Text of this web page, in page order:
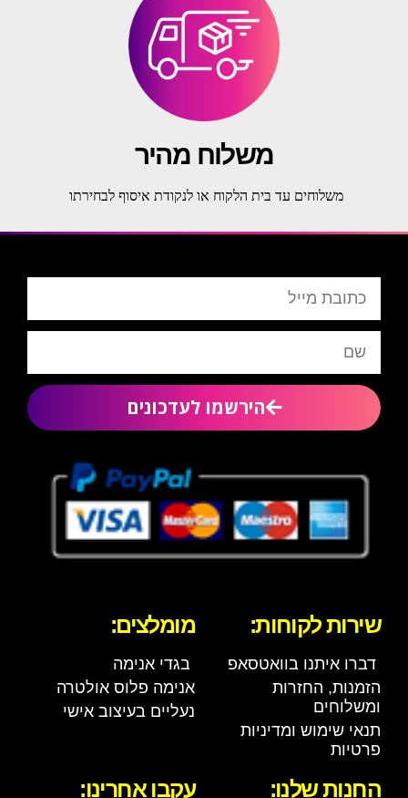
משלוח מהיר
משלוחים עד בית הלקוח או לנקודת איסוף לבחירתו
הירשמו לעדכונים
שירות לקוחות:
דברו איתנו בוואטסאפ
הזמנות, החזרות
ומשלוחים
תנאי שימוש ומדיניות
פרטיות
מומלצים:
בגדי אנימה
אנימה פלוס אולטרה
נעליים בעיצוב אישי
החנות שלנו: עקבו אחרינו: